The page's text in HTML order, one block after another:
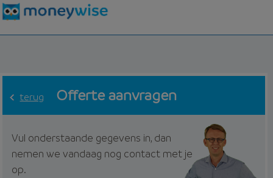
terug Offerte aanvragen
Vul onderstaande gegevens in, dan
nemen we vandaag nog contact met je
op.